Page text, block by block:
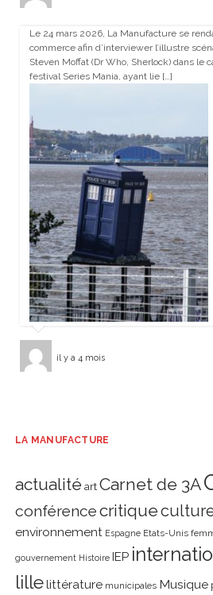
Le 24 mars 2026, La Manufacture se
commerce afin d’interviewer l’illustre
Steven Moffat (Dr Who, Sherlock) dans le
festival Series Mania, ayant lie […]
il y a 4 mois
LA MANUFACTURE
actualité art Carnet de 3A
conférencecritique
environnement Espagne Etats-Unis
gouvernement Histoire IEP
lillelittérature municipales Musique